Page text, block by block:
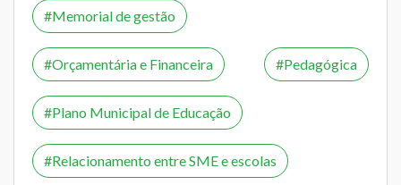
Memorial de gestão
Orçamentária e Financeira Pedagógica
Plano Municipal de Educação
Relacionamento entre SME e escolas